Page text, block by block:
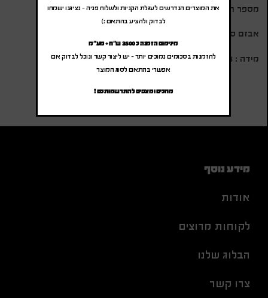
מספר חלקים : 6
אבזם סגירה : מתכת
מידה : 58 ס”מ
מידע נוסף
אודות
לקוחות מרוצים
הבלוג שלנו
צרו קשר
את המוצרים הנדרשים לעגלת הקניות ולשלוח פניה – נציגנו ישמחו
לבדוק ולהציע בהתאם :)
מינימום הזמנה כ 3500 ש"ח + מע"מ
להזמנות בסכומים נמוכים יותר – יש ליצור קשר ונוכל לבדוק אם
אפשרי בהתאם לסוג המוצר
מחכים ומצפים להתרשמותכם !